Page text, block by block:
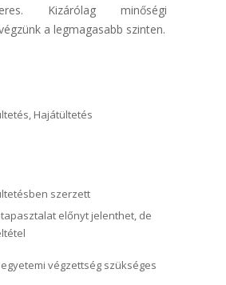
Kizárólag minőségi
a legmagasabb szinten.
Hajátültetés
szerzett
előnyt jelenthet, de
végzettség szükséges